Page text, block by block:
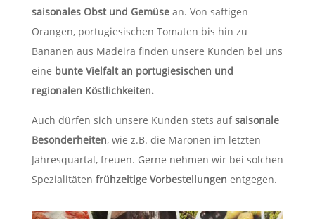
saisonales Obst und Gemüsean. Von saftigen
Orangen, portugiesischen Tomaten bis hin zu
Bananen aus Madeira finden unsere Kunden bei uns
eine bunte Vielfalt an portugiesischen und
regionalen Köstlichkeiten.
Auch dürfen sich unsere Kunden stets aufsaisonale
Besonderheiten, wie z.B. die Maronen im letzten
Jahresquartal, freuen. Gerne nehmen wir bei solchen
Spezialitäten frühzeitige Vorbestellungen entgegen.